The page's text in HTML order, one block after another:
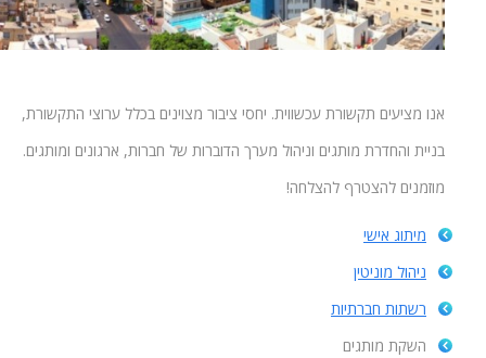
אנו מציעים תקשורת עכשווית. יחסי ציבור מצוינים בכלל ערוצי התקשורת,
בניית והחדרת מותגים וניהול מערך הדוברות של חברות, ארגונים ומותגים.
מוזמנים להצטרף להצלחה!
מיתוג אישי
ניהול מוניטין
רשתות חברתיות
השקת מותגים